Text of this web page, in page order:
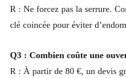
R : Ne forcez pas la serrure.
clé coincée pour éviter
Q3 : Combien coûte une
R : À partir de 80 €, un devis